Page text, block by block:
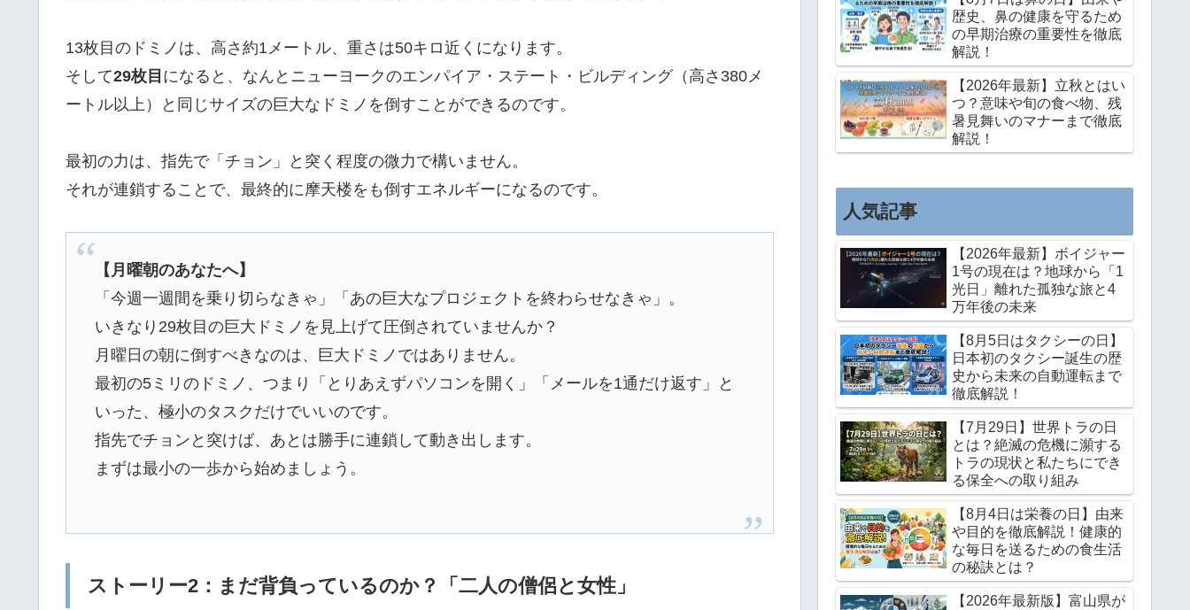
13枚目のドミノは、高さ約1メートル、重さは50キロ近くになります。
そして29枚目 になると、なんとニューヨークのエンパイア・ステート・ビルディング（高さ380メ
ートル以上）と同じサイズの巨大なドミノを倒すことができるのです。
最初の力は、指先で「チョン」と突く程度の微力で構いません。
それが連鎖することで、最終的に摩天楼をも倒すエネルギーになるのです。
【月曜朝のあなたへ】
「今週一週間を乗り切らなきゃ」「あの巨大なプロジェクトを終わらせなきゃ」。
いきなり29枚目の巨大ドミノを見上げて圧倒されていませんか？
月曜日の朝に倒すべきなのは、巨大ドミノではありません。
最初の5ミリのドミノ、つまり「とりあえずパソコンを開く」「メールを1通だけ返す」と
いった、極小のタスクだけでいいのです。
指先でチョンと突けば、あとは勝手に連鎖して動き出します。
まずは最小の一歩から始めましょう。
ストーリー2：まだ背負っているのか？「二人の僧侶と女性」
歴史、鼻の健康を守るため
の早期治療の重要性を徹底
解説！
【2026年最新】立秋とはい
つ？意味や旬の食べ物、残
暑見舞いのマナーまで徹底
解説！
人気記事
【2026年最新】ボイジャー
1号の現在は？地球から「1
光日」離れた孤独な旅と4
万年後の未来
【8月5日はタクシーの日】
日本初のタクシー誕生の歴
史から未来の自動運転まで
徹底解説！
【7月29日】世界トラの日
とは？絶滅の危機に瀕する
トラの現状と私たちにでき
る保全への取り組み
【8月4日は栄養の日】由来
や目的を徹底解説！健康的
な毎日を送るための食生活
の秘訣とは？
【2026年最新版】富山県が